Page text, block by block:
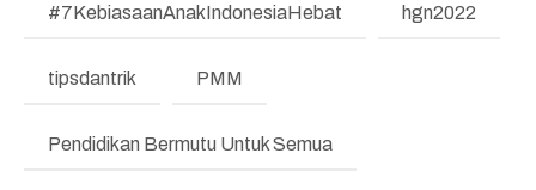
Literasi dan Numerasi
Koding & KA
#7KebiasaanAnakIndonesiaHebat hgn2022
tipsdantrik PMM
Pendidikan Bermutu Untuk Semua